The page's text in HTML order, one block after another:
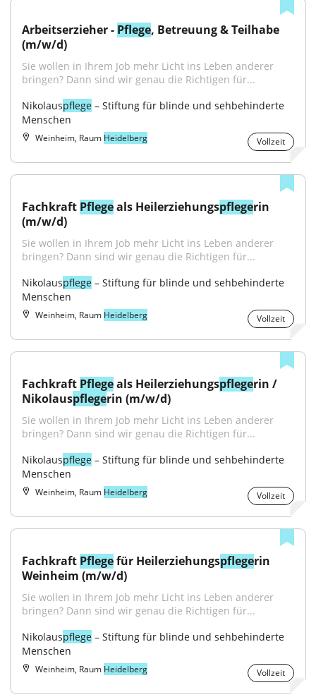
Arbeitserzieher - Pflege, Betreuung & Teilhabe
(m/w/d)
Sie wollen in Ihrem Job mehr Licht ins Leben anderer
bringen? Dann sind wir genau die Richtigen für...
Nikolauspflege – Stiftung für blinde und sehbehinderte
Menschen
Weinheim, Raum Heidelberg Vollzeit
Fachkraft Pflege als Heilerziehungspflegerin
(m/w/d)
Sie wollen in Ihrem Job mehr Licht ins Leben anderer
bringen? Dann sind wir genau die Richtigen für...
Nikolauspflege – Stiftung für blinde und sehbehinderte
Menschen
Weinheim, Raum Heidelberg Vollzeit
Fachkraft Pflege als Heilerziehungspflegerin /
Nikolauspflegerin (m/w/d)
Sie wollen in Ihrem Job mehr Licht ins Leben anderer
bringen? Dann sind wir genau die Richtigen für...
Nikolauspflege – Stiftung für blinde und sehbehinderte
Menschen
Weinheim, Raum Heidelberg Vollzeit
Fachkraft Pflege für Heilerziehungspflegerin
Weinheim (m/w/d)
Sie wollen in Ihrem Job mehr Licht ins Leben anderer
bringen? Dann sind wir genau die Richtigen für...
Nikolauspflege – Stiftung für blinde und sehbehinderte
Menschen
Weinheim, Raum Heidelberg Vollzeit